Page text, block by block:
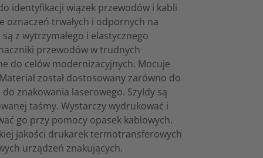
identyfikacji wiązek przewodów i kabli
oznaczeń trwałych i odpornych na
z wytrzymałego i elastycznego
przewodów w trudnych
do celów modernizacyjnych. Mocuje
został dostosowany zarówno do
znakowania laserowego. Szyldy są
taśmy. Wystarczy wydrukować i
go przy pomocy opasek kablowych.
jakości drukarek termotransferowych
urządzeń znakujących.